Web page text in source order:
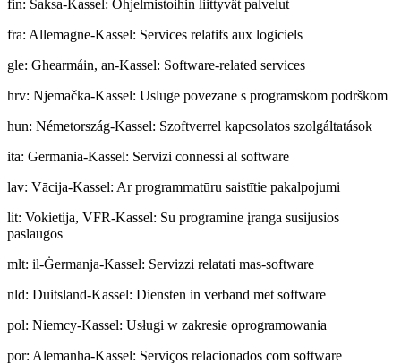
fin: Saksa-Kassel: Ohjelmistoihin liittyvät palvelut
fra: Allemagne-Kassel: Services relatifs aux logiciels
gle: Ghearmáin, an-Kassel: Software-related services
hrv: Njemačka-Kassel: Usluge povezane s programskom podrškom
hun: Németország-Kassel: Szoftverrel kapcsolatos szolgáltatások
ita: Germania-Kassel: Servizi connessi al software
lav: Vācija-Kassel: Ar programmatūru saistītie pakalpojumi
lit: Vokietija, VFR-Kassel: Su programine įranga susijusios
paslaugos
mlt: il-Ġermanja-Kassel: Servizzi relatati mas-software
nld: Duitsland-Kassel: Diensten in verband met software
pol: Niemcy-Kassel: Usługi w zakresie oprogramowania
por: Alemanha-Kassel: Serviços relacionados com software